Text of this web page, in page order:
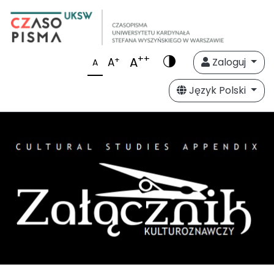
A A+ A++
Zaloguj
Język Polski